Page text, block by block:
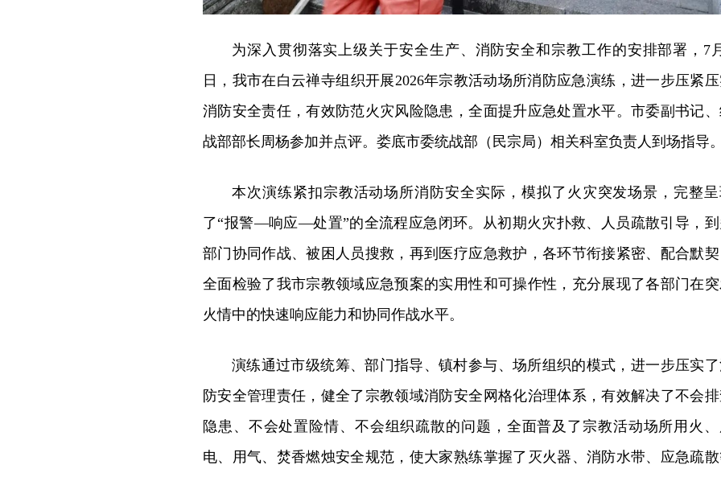
为深入贯彻落实上级关于安全生产、消防安全和宗教工作的安排部署，7
日，我市在白云禅寺组织开展2026年宗教活动场所消防应急演练，进一步压紧
消防安全责任，有效防范火灾风险隐患，全面提升应急处置水平。市委副书记
战部部长周杨参加并点评。娄底市委统战部（民宗局）相关科室负责人到场指导
本次演练紧扣宗教活动场所消防安全实际，模拟了火灾突发场景，完整
了“报警—响应—处置”的全流程应急闭环。从初期火灾扑救、人员疏散引导，
部门协同作战、被困人员搜救，再到医疗应急救护，各环节衔接紧密、配合默
全面检验了我市宗教领域应急预案的实用性和可操作性，充分展现了各部门在
火情中的快速响应能力和协同作战水平。
演练通过市级统筹、部门指导、镇村参与、场所组织的模式，进一步压实
防安全管理责任，健全了宗教领域消防安全网格化治理体系，有效解决了不会
隐患、不会处置险情、不会组织疏散的问题，全面普及了宗教活动场所用火
电、用气、焚香燃烛安全规范，使大家熟练掌握了灭火器、消防水带、应急疏